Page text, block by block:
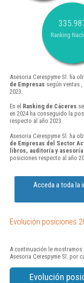
Ranking
Asesoria Cerespyme Sl. ha
de Empresas según ventas
2023.
En el Ranking de Cáceres
en 2024 ha conseguido la
respecto al año 2023.
Asesoria Cerespyme Sl. ha
de Empresas del Sector
libros, auditoría y
posiciones respecto al año
Acceda a toda la
Evolución posiciones
A continuación le
Asesoria Cerespyme Sl. por
Evolución